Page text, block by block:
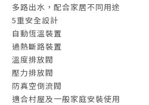
多路出水，配合家居不同用途
5重安全設計
自動恆溫裝置
過熱斷路裝置
溫度排放閥
壓力排放閥
防真空倒流閥
適合村屋及一般家庭安裝使用